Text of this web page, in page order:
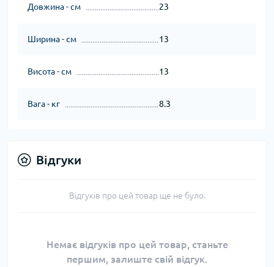
Довжина - см 23
Ширина - см 13
Висота - см 13
Вага - кг 8.3
Відгуки
Відгуків про цей товар ще не було.
Немає відгуків про цей товар, станьте
першим, залиште свій відгук.